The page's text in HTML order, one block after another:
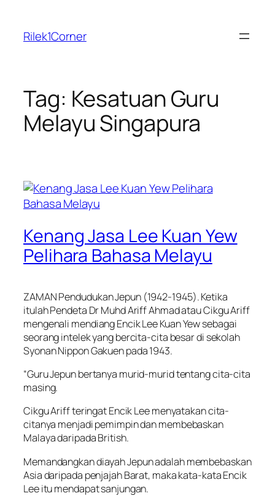
content
Rilek1Corner
Tag: Kesatuan Guru
Melayu Singapura
Kenang Jasa Lee Kuan Yew
Pelihara Bahasa Melayu
ZAMAN Pendudukan Jepun (1942-1945). Ketika
itulah Pendeta Dr Muhd Ariff Ahmad atau Cikgu Ariff
mengenali mendiang Encik Lee Kuan Yew sebagai
seorang intelek yang bercita-cita besar di sekolah
Syonan Nippon Gakuen pada 1943.
“Guru Jepun bertanya murid-murid tentang cita-cita
masing.
Cikgu Ariff teringat Encik Lee menyatakan cita-
citanya menjadi pemimpin dan membebaskan
Malaya daripada British.
Memandangkan diayah Jepun adalah membebaskan
Asia daripada penjajah Barat, maka kata-kata Encik
Lee itu mendapat sanjungan.